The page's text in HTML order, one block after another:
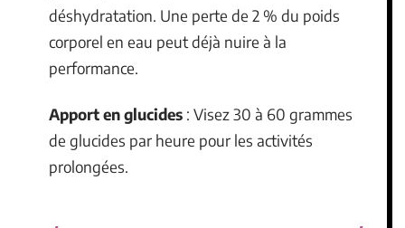
déshydratation. Une perte de 2 % du poids
corporel en eau peut déjà nuire à la
performance.
Apport en glucides : Visez 30 à 60 grammes
de glucides par heure pour les activités
prolongées.